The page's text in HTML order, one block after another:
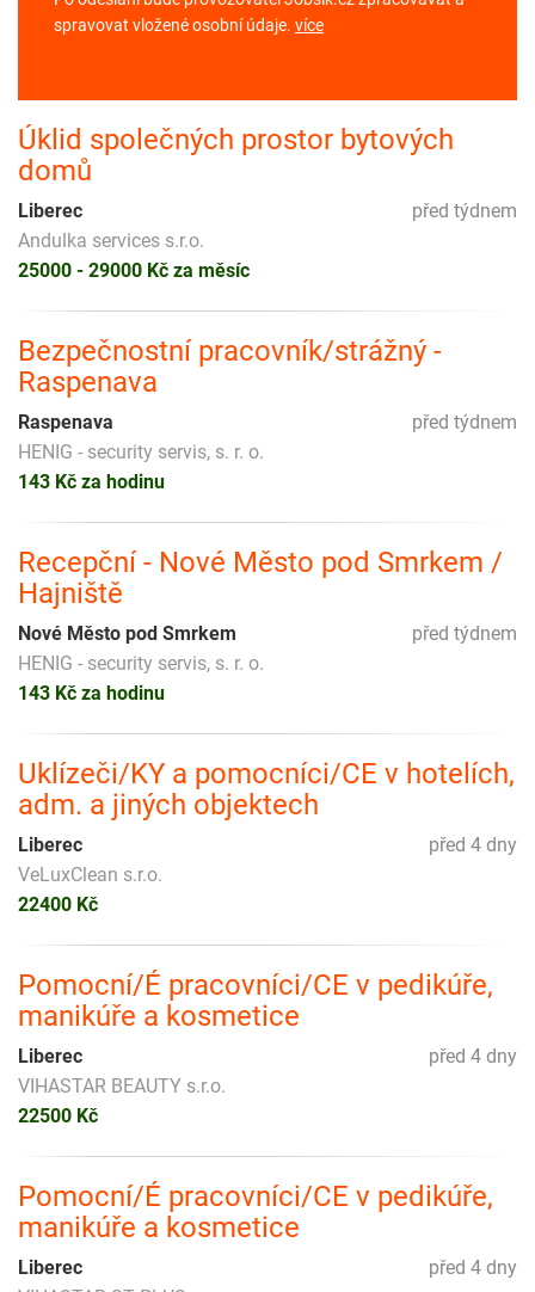
spravovat vložené osobní údaje. více
Úklid společných prostor bytových
domů
před týdnem
Liberec
Andulka services s.r.o.
25000 - 29000 Kč za měsíc
Bezpečnostní pracovník/strážný -
Raspenava
před týdnem
Raspenava
HENIG - security servis, s. r. o.
143 Kč za hodinu
Recepční - Nové Město pod Smrkem /
Hajniště
před týdnem
Nové Město pod Smrkem
HENIG - security servis, s. r. o.
143 Kč za hodinu
Uklízeči/KY a pomocníci/CE v hotelích,
adm. a jiných objektech
před 4 dny
Liberec
VeLuxClean s.r.o.
22400 Kč
Pomocní/É pracovníci/CE v pedikúře,
manikúře a kosmetice
před 4 dny
Liberec
VIHASTAR BEAUTY s.r.o.
22500 Kč
Pomocní/É pracovníci/CE v pedikúře,
manikúře a kosmetice
před 4 dny
Liberec